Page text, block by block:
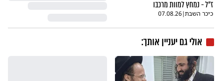
ז"ל - נמחץ למוות מרכבו
כיכר השבת|
07.08.26
אולי גם יעניין אותך: